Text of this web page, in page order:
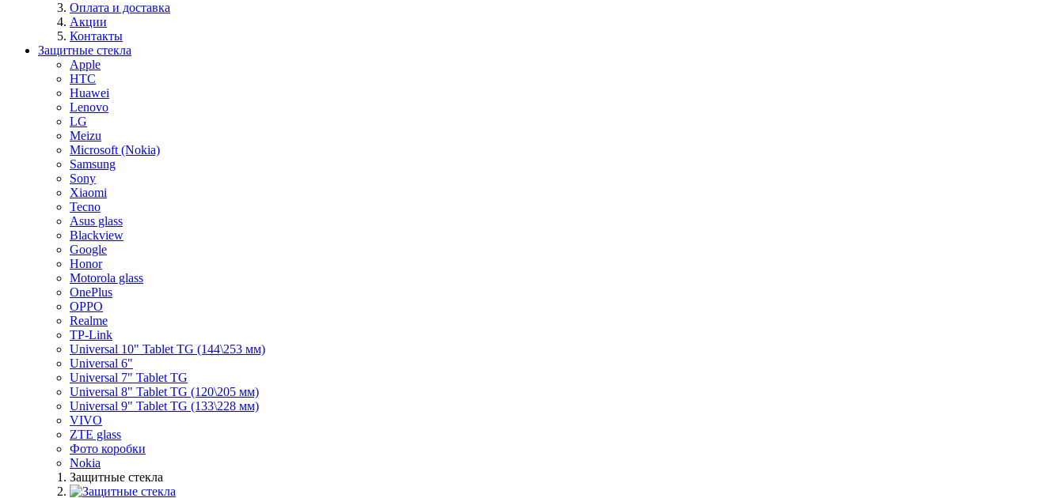
Оплата и доставка
Акции
Контакты
Защитные стекла
Apple
HTC
Huawei
Lenovo
LG
Meizu
Microsoft (Nokia)
Samsung
Sony
Xiaomi
Tecno
Asus glass
Blackview
Google
Honor
Motorola glass
OnePlus
OPPO
Realme
TP-Link
Universal 10" Tablet TG (144\253 мм)
Universal 6"
Universal 7" Tablet TG
Universal 8" Tablet TG (120\205 мм)
Universal 9" Tablet TG (133\228 мм)
VIVO
ZTE glass
Фото коробки
Nokia
Защитные стекла